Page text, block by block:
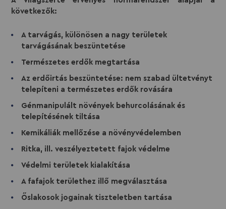
következők:
A tarvágás, különösen a nagy területek
tarvágásának beszüntetése
Természetes erdők megtartása
Az erdőirtás beszüntetése: nem szabad ültetvényt
telepíteni a természetes erdők rovására
Génmanipulált növények behurcolásának és
telepítésének tiltása
Kemikáliák mellőzése a növényvédelemben
Ritka, ill. veszélyeztetett fajok védelme
Védelmi területek kialakítása
A fafajok területhez illő megválasztása
Őslakosok jogainak tiszteletben tartása